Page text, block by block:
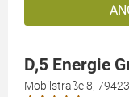
D,5 Energie
Mobilstraße 8,